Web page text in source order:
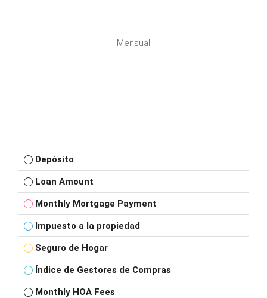
Mensual
Depósito
Loan Amount
Monthly Mortgage Payment
Impuesto a la propiedad
Seguro de Hogar
Índice de Gestores de Compras
Monthly HOA Fees